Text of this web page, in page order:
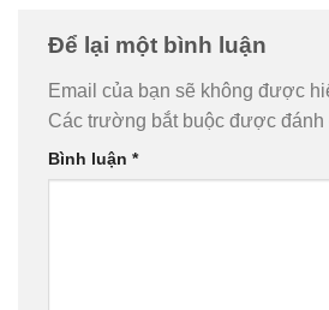
Để lại một bình luận
Email của bạn sẽ không được
Các trường bắt buộc được đánh
Bình luận *